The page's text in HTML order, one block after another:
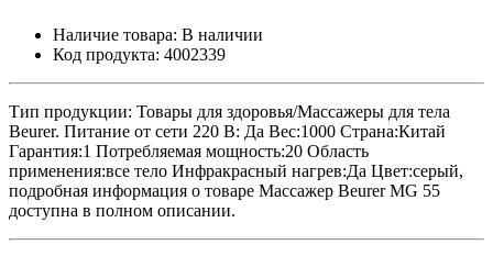
Наличие товара: В наличии
Код продукта: 4002339
Тип продукции: Товары для здоровья/Массажеры для тела
Beurer. Питание от сети 220 В: Да Вес:1000 Страна:Китай
Гарантия:1 Потребляемая мощность:20 Область
применения:все тело Инфракрасный нагрев:Да Цвет:серый,
подробная информация о товаре Массажер Beurer MG 55
доступна в полном описании.